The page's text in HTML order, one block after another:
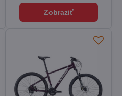
Zobraziť